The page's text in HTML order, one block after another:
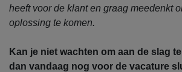
heeft voor de klant en graag meedenkt
oplossing te komen.
Kan je niet wachten om aan de slag
dan vandaag nog voor de vacature